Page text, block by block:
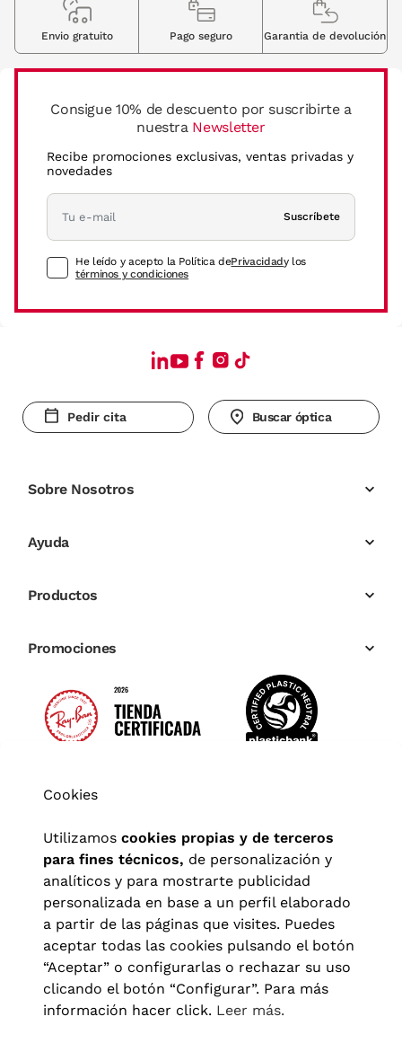
Consigue 10% de descuento por suscribirte a
nuestra Newsletter
Recibe promociones exclusivas, ventas privadas y
novedades
Suscríbete
He leído y acepto la Política dePrivacidady los
términos y condiciones
Envio gratuito Pago seguro Garantia de devolución
Pedir cita Buscar óptica
Sobre Nosotros
Ayuda
Productos
Promociones
Aviso legal| Política de privacidad Términos y condiciones
Política de cookies|Configuración de cookies
Cookies
Utilizamos cookies propias y de terceros
para fines técnicos, de personalización y
analíticos y para mostrarte publicidad
personalizada en base a un perfil elaborado
a partir de las páginas que visites. Puedes
aceptar todas las cookies pulsando el botón
“Aceptar” o configurarlas o rechazar su uso
clicando el botón “Configurar”. Para más
información hacer click. Leer más.